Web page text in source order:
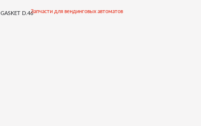
Запчасти для вендинговых автоматов